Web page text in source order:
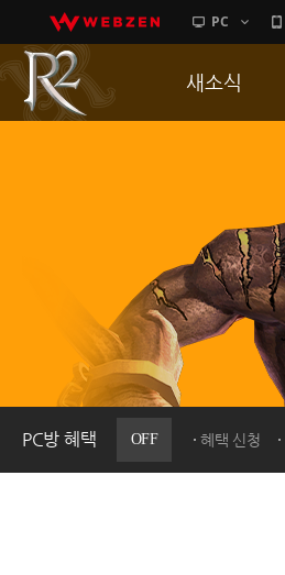
PC
PC방 혜택 OFF 혜택 신청
새소식
이벤트
히스토리
PC방으로간다